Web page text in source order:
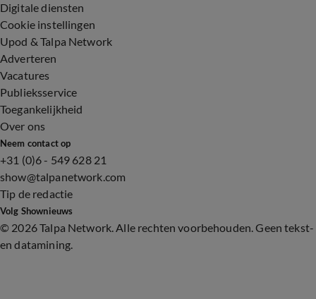
Digitale diensten
Cookie instellingen
Upod & Talpa Network
Adverteren
Vacatures
Publieksservice
Toegankelijkheid
Over ons
Neem contact op
+31 (0)6 - 549 628 21
show@talpanetwork.com
Tip de redactie
Volg Shownieuws
© 2026 Talpa Network. Alle rechten voorbehouden. Geen tekst-
en datamining.